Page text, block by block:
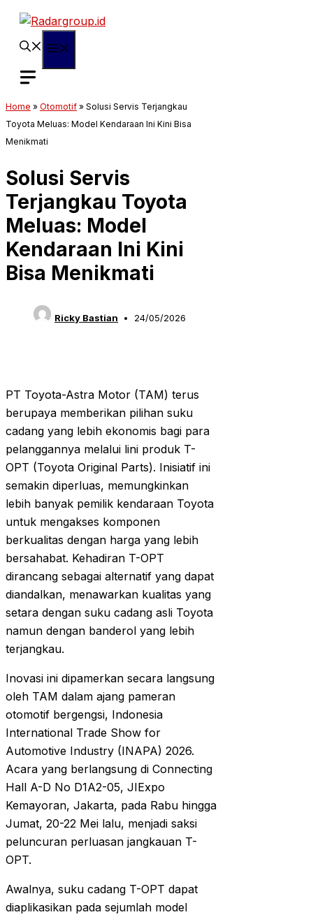
Langsung
Home » Otomotif » Solusi Servis Terjangkau
Toyota Meluas: Model Kendaraan Ini Kini Bisa
Menikmati
Solusi Servis
Terjangkau Toyota
Meluas: Model
Kendaraan Ini Kini
Bisa Menikmati
Ricky Bastian 24/05/2026
PT Toyota-Astra Motor (TAM) terus
berupaya memberikan pilihan suku
cadang yang lebih ekonomis bagi para
pelanggannya melalui lini produk T-
OPT (Toyota Original Parts). Inisiatif ini
semakin diperluas, memungkinkan
lebih banyak pemilik kendaraan Toyota
untuk mengakses komponen
berkualitas dengan harga yang lebih
bersahabat. Kehadiran T-OPT
dirancang sebagai alternatif yang dapat
diandalkan, menawarkan kualitas yang
setara dengan suku cadang asli Toyota
namun dengan banderol yang lebih
terjangkau.
Inovasi ini dipamerkan secara langsung
oleh TAM dalam ajang pameran
otomotif bergengsi, Indonesia
International Trade Show for
Automotive Industry (INAPA) 2026.
Acara yang berlangsung di Connecting
Hall A-D No D1A2-05, JIExpo
Kemayoran, Jakarta, pada Rabu hingga
Jumat, 20-22 Mei lalu, menjadi saksi
peluncuran perluasan jangkauan T-
OPT.
Awalnya, suku cadang T-OPT dapat
diaplikasikan pada sejumlah model